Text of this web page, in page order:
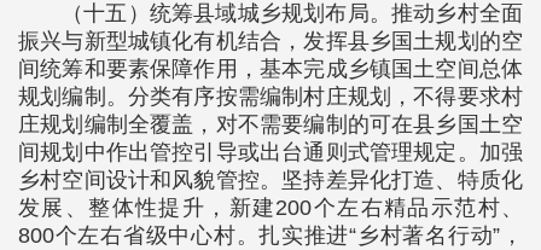
（十五）统筹县域城乡规划布局。推动乡村全面
振兴与新型城镇化有机结合，发挥县乡国土规划的空
间统筹和要素保障作用，基本完成乡镇国土空间总体
规划编制。分类有序按需编制村庄规划，不得要求村
庄规划编制全覆盖，对不需要编制的可在县乡国土空
间规划中作出管控引导或出台通则式管理规定。加强
乡村空间设计和风貌管控。坚持差异化打造、特质化
发展、整体性提升，新建200个左右精品示范村、
800个左右省级中心村。扎实推进“乡村著名行动”，